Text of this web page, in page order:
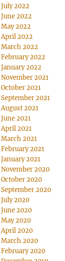
July 2022
June 2022
May 2022
April 2022
March 2022
February 2022
January 2022
November 2021
October 2021
September 2021
August 2021
June 2021
April 2021
March 2021
February 2021
January 2021
November 2020
October 2020
September 2020
July 2020
June 2020
May 2020
April 2020
March 2020
February 2020